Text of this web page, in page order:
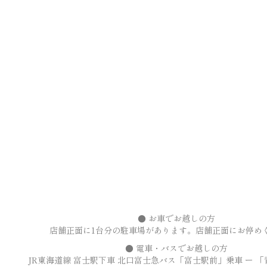
● お車でお越しの方
店舗正面に1台分の駐車場があります。店舗正面にお停め
● 電車・バスでお越しの方
JR東海道線 富士駅下車 北口富士急バス「富士駅前」乗車 ー 「